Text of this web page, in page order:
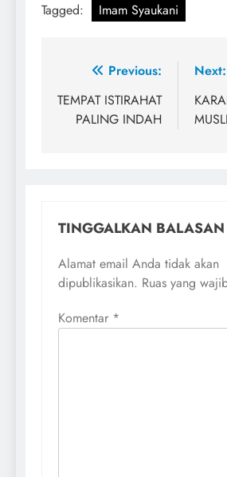
Tagged: Imam Syaukani
Navigasi
pos
Previous:
TEMPAT ISTIRAHAT
PALING INDAH
Next:
TINGGALKAN BALASAN
Alamat email Anda tidak akan
dipublikasikan. Ruas yang
Komentar *